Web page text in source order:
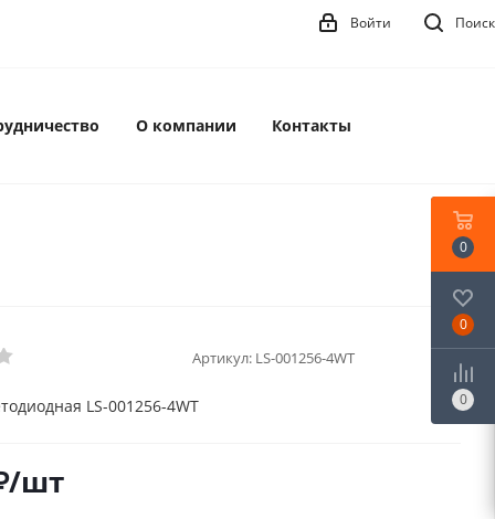
Поиск
Войти
О компании Контакты
Артикул: LS-001256-4WT
LS-001256-4WT
/шт
0
0
0